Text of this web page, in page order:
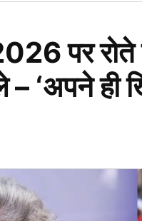
पर रोते
– ‘अपने ही